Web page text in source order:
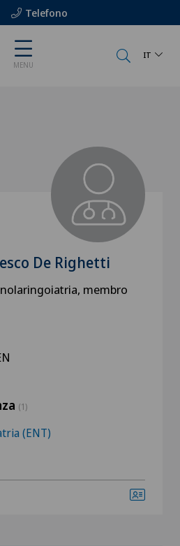
Telefono
MENU
IT
De Righetti
membro
(1)
(ENT)